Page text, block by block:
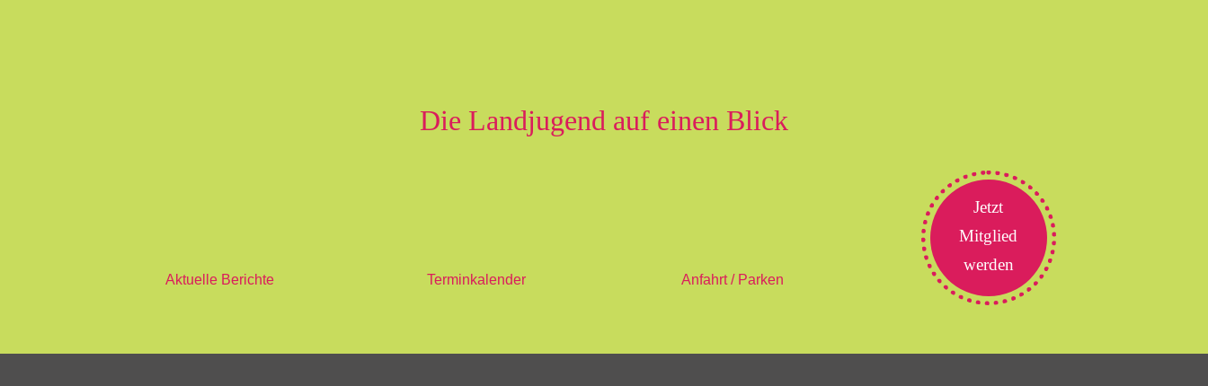
Die Landjugend auf einen Blick
Aktuelle Berichte Terminkalender Anfahrt / Parken
Jetzt
Mitglied
werden